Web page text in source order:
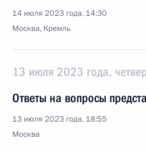
14 июля 2023 года, 14:30
Москва, Кремль
13 июля 2023 года,
Ответы на вопросы
13 июля 2023 года, 18:55
Москва